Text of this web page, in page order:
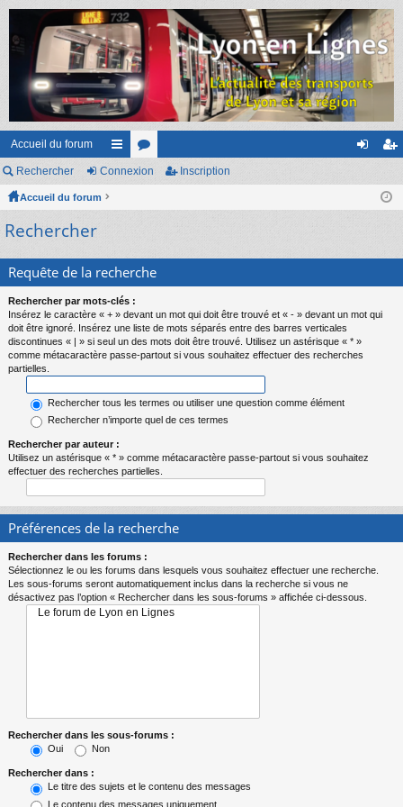
Accueil du forum
ac
s
or
cri
Rechercher Connexion Inscription
Accueil du forum
Rechercher
Requête de la recherche
Rechercher par mots-clés :
Insérez le caractère « + » devant un mot qui doit être trouvé et « - » devant un mot qui
doit être ignoré. Insérez une liste de mots séparés entre des barres verticales
discontinues « | » si seul un des mots doit être trouvé. Utilisez un astérisque « * »
comme métacaractère passe-partout si vous souhaitez effectuer des recherches
partielles.
Rechercher tous les termes ou utiliser une question comme élément
Rechercher n’importe quel de ces termes
Rechercher par auteur :
Utilisez un astérisque « * » comme métacaractère passe-partout si vous souhaitez
effectuer des recherches partielles.
Préférences de la recherche
Rechercher dans les forums :
Sélectionnez le ou les forums dans lesquels vous souhaitez effectuer une recherche.
Les sous-forums seront automatiquement inclus dans la recherche si vous ne
désactivez pas l’option « Rechercher dans les sous-forums » affichée ci-dessous.
Rechercher dans les sous-forums :
Oui
Non
Rechercher dans :
Le titre des sujets et le contenu des messages
Le contenu des messages uniquement